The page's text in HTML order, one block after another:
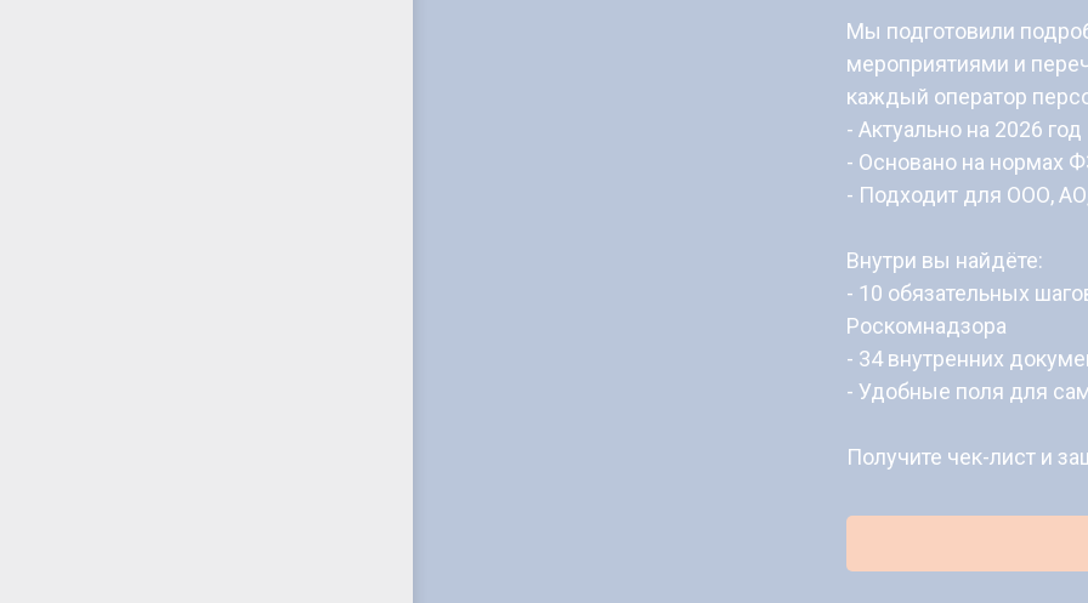
Мы подготовили
мероприятиями и
каждый оператор
- Актуально на 2026 год
- Основано на нормах
- Подходит для ООО,
Внутри вы найдёте:
- 10 обязательных
Роскомнадзора
- 34 внутренних
- Удобные поля для
Получите чек-лист и